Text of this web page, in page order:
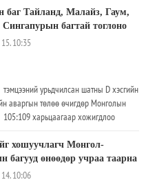
баг Тайланд, Малайз, Гаум,
Сингапурын багтай тоглоно
10:35
урьдчилсан шатны D хэсгийн
аваргын төлөө өчигдөр Монголын
харьцаагаар хожигдлоо
хошуучлагч Монгол-
багууд өнөөдөр учраа таарна
10:06